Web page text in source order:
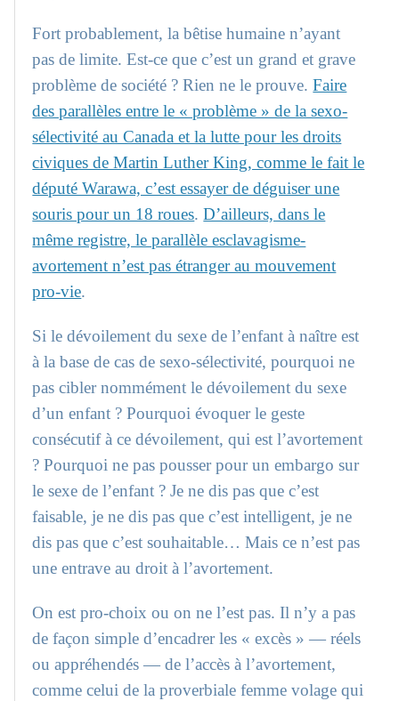
Fort probablement, la bêtise humaine n’ayant
pas de limite. Est-ce que c’est un grand et grave
problème de société ? Rien ne le prouve.Faire
des parallèles entre le « problème » de la sexo-
sélectivité au Canada et la lutte pour les droits
civiques de Martin Luther King, comme le fait le
député Warawa, c’est essayer de déguiser une
souris pour un 18 roues.D’ailleurs, dans le
même registre, le parallèle esclavagisme-
avortement n’est pas étranger au mouvement
pro-vie.
Si le dévoilement du sexe de l’enfant à naître est
à la base de cas de sexo-sélectivité, pourquoi ne
pas cibler nommément le dévoilement du sexe
d’un enfant ? Pourquoi évoquer le geste
consécutif à ce dévoilement, qui est l’avortement
? Pourquoi ne pas pousser pour un embargo sur
le sexe de l’enfant ? Je ne dis pas que c’est
faisable, je ne dis pas que c’est intelligent, je ne
dis pas que c’est souhaitable… Mais ce n’est pas
une entrave au droit à l’avortement.
On est pro-choix ou on ne l’est pas. Il n’y a pas
de façon simple d’encadrer les « excès » — réels
ou appréhendés — de l’accès à l’avortement,
comme celui de la proverbiale femme volage qui